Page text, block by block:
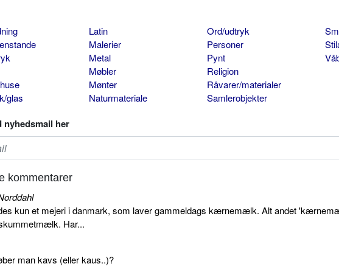
glas
Latin
Malerier
Metal
Møbler
Mønter
Naturmateriale
Ord/udtryk
Personer
Pynt
Religion
Råvarer/materialer
Samlerobjekter
nyhedsmail her
kommentarer
kun et mejeri i danmark, som laver gammeldags kærnemælk. Alt andet
Har...
man kavs (eller kaus..)?